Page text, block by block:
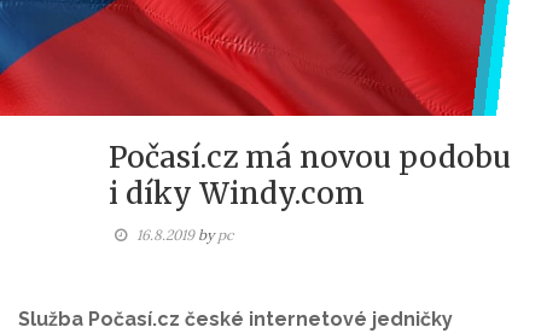
Počasí.cz má novou podobu
i díky Windy.com
16.8.2019bypc
Služba Počasí.cz české internetové jedničky